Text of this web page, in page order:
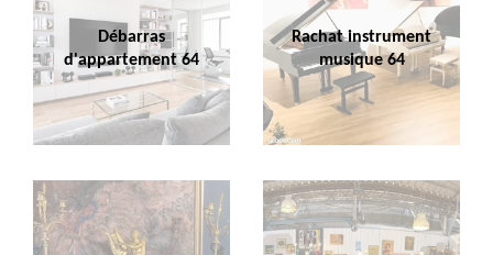
Débarras
d'appartement 64
Rachat instrument
musique 64